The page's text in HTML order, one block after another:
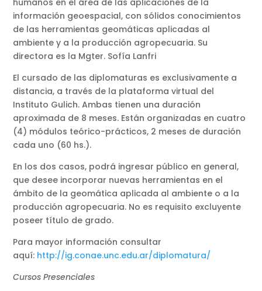
humanos en el área de las aplicaciones de la
información geoespacial, con sólidos conocimientos
de las herramientas geomáticas aplicadas al
ambiente y a la producción agropecuaria. Su
directora es la Mgter. Sofía Lanfri
El cursado de las diplomaturas es exclusivamente a
distancia, a través de la plataforma virtual del
Instituto Gulich. Ambas tienen una duración
aproximada de 8 meses. Están organizadas en cuatro
(4) módulos teórico-prácticos, 2 meses de duración
cada uno (60 hs.).
En los dos casos, podrá ingresar público en general,
que desee incorporar nuevas herramientas en el
ámbito de la geomática aplicada al ambiente o a la
producción agropecuaria. No es requisito excluyente
poseer título de grado.
Para mayor información consultar
aquí: http://ig.conae.unc.edu.ar/diplomatura/
Cursos Presenciales